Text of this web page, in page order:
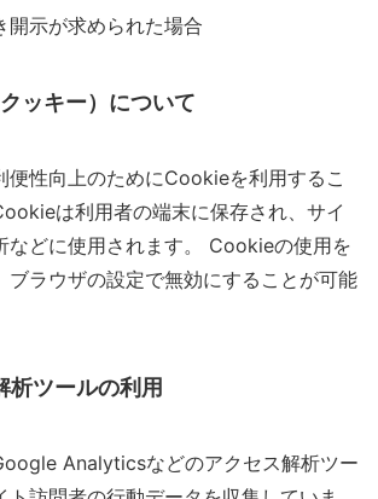
開示が求められた場合
ッキー）について
便性向上のためにCookieを利用するこ
は利用者の端末に保存され、サイ
などに使用されます。 Cookieの使用を
ブラウザの設定で無効にすることが可能
析ツールの利用
Analyticsなどのアクセス解析ツー